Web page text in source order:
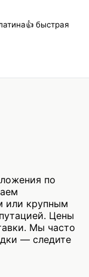
быстрая
по
или крупным
Цены
Мы часто
— следите